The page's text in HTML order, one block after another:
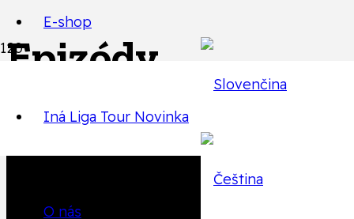
E-shop
Iná Liga Tour Novinka
O nás
Epizódy
Späť na zoznam epizód